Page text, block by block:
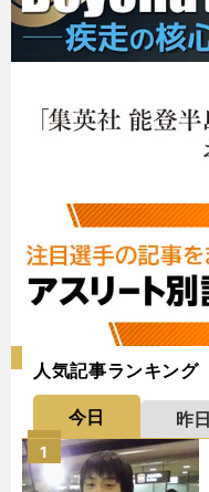
人気記事ランキング
今日 昨日
1